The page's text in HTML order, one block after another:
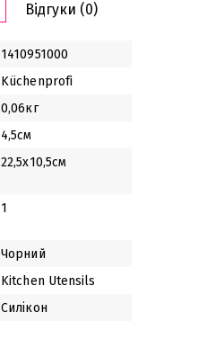
Відгуки (0)
1410951000
Küchenprofi
0,06кг
4,5см
22,5х10,5см
1
Чорний
Kitchen Utensils
Силікон